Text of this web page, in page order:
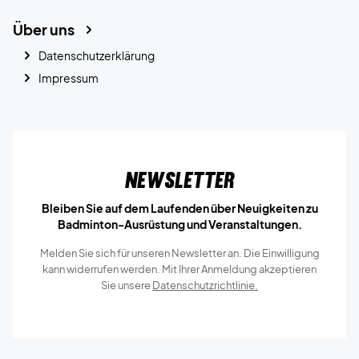
Über uns
Datenschutzerklärung
Impressum
Newsletter
Bleiben Sie auf dem Laufenden über Neuigkeiten zu
Badminton-Ausrüstung und Veranstaltungen.
Melden Sie sich für unseren Newsletter an. Die Einwilligung
kann widerrufen werden. Mit Ihrer Anmeldung akzeptieren
Sie unsereDatenschutzrichtlinie.